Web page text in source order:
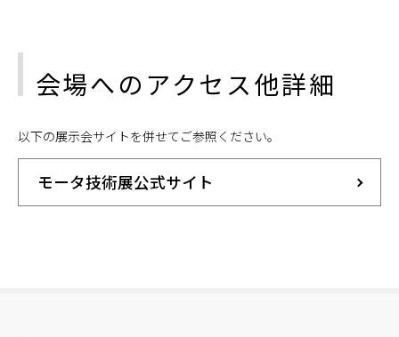
会場へのアクセス他詳細
以下の展示会サイトを併せてご参照ください。
モータ技術展公式サイト